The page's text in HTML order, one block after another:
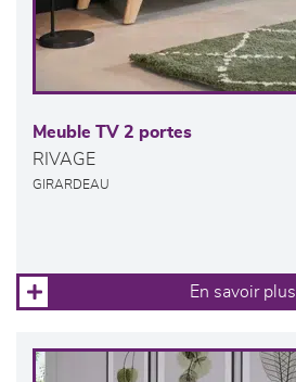
Meuble TV 2 portes
RIVAGE
GIRARDEAU
En savoir plus